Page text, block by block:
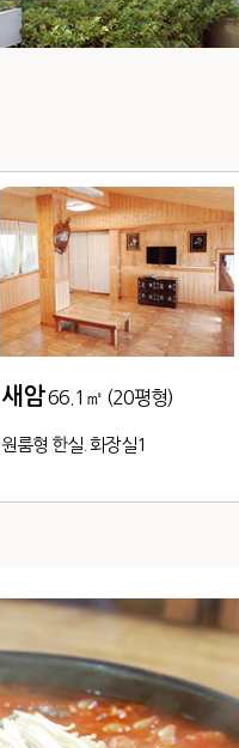
새암66.1㎡ (20평형)
원룸형 한실. 화장실1